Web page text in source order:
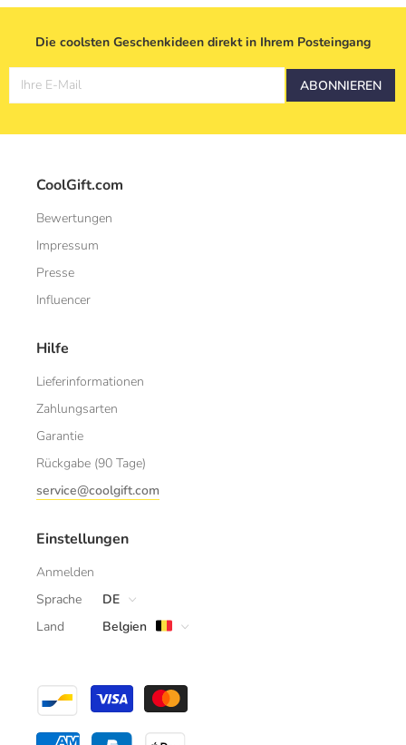
Die coolsten Geschenkideen direkt in Ihrem Posteingang
Ihre E-Mail ABONNIEREN
CoolGift.com
Bewertungen
Impressum
Presse
Influencer
Hilfe
Lieferinformationen
Zahlungsarten
Garantie
Rückgabe (90 Tage)
service@coolgift.com
Einstellungen
Anmelden
Sprache
DE
Land
Belgien